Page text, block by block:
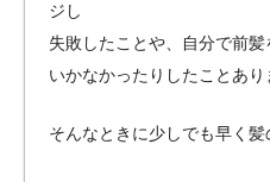
ジし
失敗したことや、自分で前
いかなかったりしたことあり
そんなときに少しでも早く